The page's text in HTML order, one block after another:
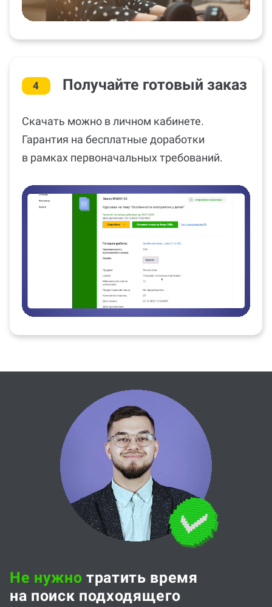
4 Получайте готовый заказ
Скачать можно в личном кабинете.
Гарантия на бесплатные доработки
в рамках первоначальных требований.
Не нужно тратить время
на поиск подходящего